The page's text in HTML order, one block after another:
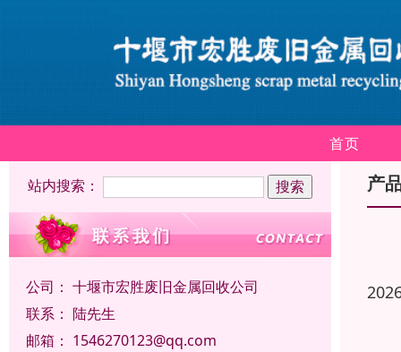
首页
站内搜索：
公司： 十堰市宏胜废旧金属回收公司
联系： 陆先生
邮箱： 1546270123@qq.com
产